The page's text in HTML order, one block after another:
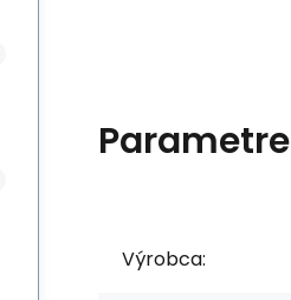
Parametre
Výrobca: